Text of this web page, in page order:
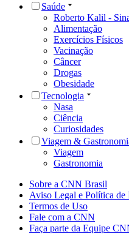
Saúde
Roberto Kalil -
Alimentação
Exercícios Físicos
Vacinação
Câncer
Drogas
Obesidade
Tecnologia
Nasa
Ciência
Curiosidades
Viagem &
Viagem
Gastronomia
Sobre a CNN Brasil
Aviso Legal e Política de
Termos de Uso
Fale com a CNN
Faça parte da Equipe